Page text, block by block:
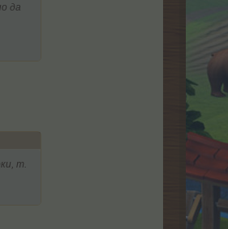
да
т.